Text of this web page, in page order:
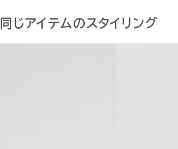
同じアイテムのスタイリング